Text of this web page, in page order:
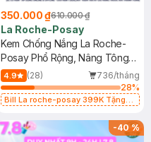
350.000 ₫610.000 ₫
La Roche-Posay
Kem Chống Nắng La Roche-
Posay Phổ Rộng, Nâng Tông
Kiềm Dầu 50ml
4.9 (28)
736/tháng
28%
Bill La roche-posay 399K Tặng
(SL có hạn)
-40%